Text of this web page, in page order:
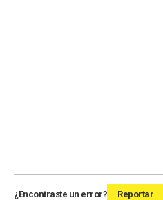
¿Encontraste un error? Reportar